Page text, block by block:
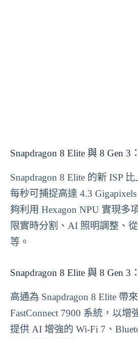
Snapdragon 8 Elite 與 8 Gen 3
Snapdragon 8 Elite 的新 ISP
每秒可捕捉高達 4.3
夠利用 Hexagon NPU 實現多
限實時分割、AI 照明調整、
等。
Snapdragon 8 Elite 與 8 Gen 3
高通為 Snapdragon 8 Elite 帶
FastConnect 7900 系統，以增
提供 AI 增強的 Wi-Fi 7、